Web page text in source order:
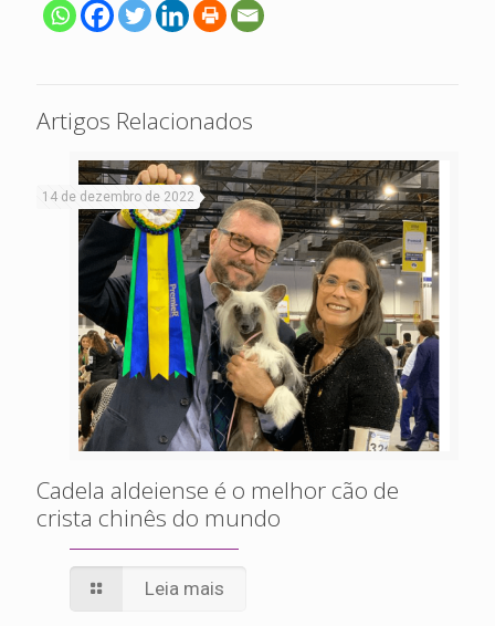
Artigos Relacionados
14 de dezembro de 2022
Cadela aldeiense é o melhor cão de
crista chinês do mundo
Leia mais